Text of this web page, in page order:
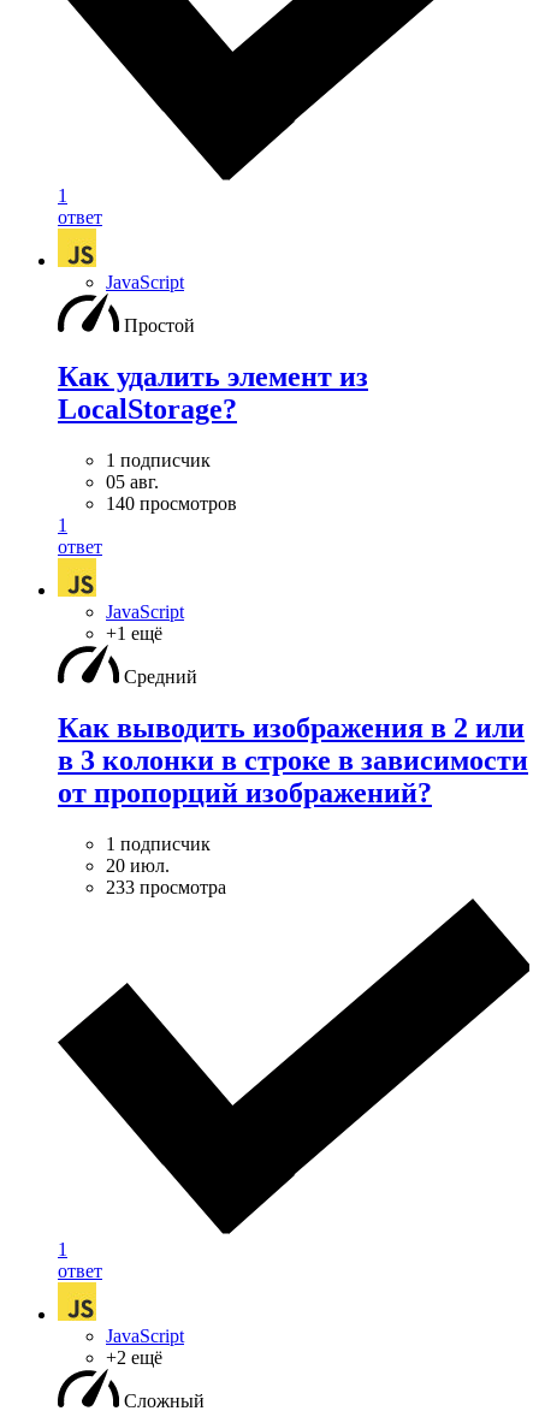
1
ответ
JavaScript
Простой
Как удалить элемент из
LocalStorage?
1 подписчик
05 авг.
140 просмотров
1
ответ
JavaScript
+1 ещё
Средний
Как выводить изображения в 2 или
в 3 колонки в строке в зависимости
от пропорций изображений?
1 подписчик
20 июл.
233 просмотра
1
ответ
JavaScript
+2 ещё
Сложный